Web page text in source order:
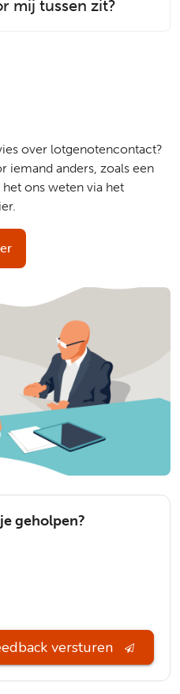
mij tussen zit?
over lotgenotencontact?
iemand anders, zoals een
ons weten via het
geholpen?
versturen